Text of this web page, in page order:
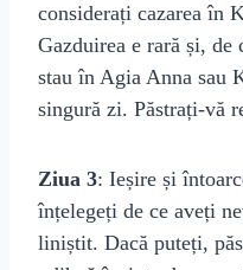
considerați cazarea în
Gazduirea e rară și,
stau în Agia Anna sau
singură zi. Păstrați-vă
Ziua 3: Ieșire și
înțelegeți de ce aveți
liniștit. Dacă puteți,